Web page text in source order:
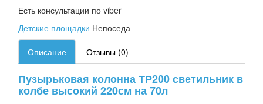
Есть консультации по viber
Детские площадки Непоседа
Описание Отзывы (0)
Пузырьковая колонна ТР200 светильник в
колбе высокий 220см на 70л